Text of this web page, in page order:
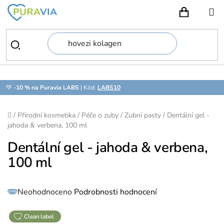
Přejít
obsah
💚 -10 % na Puravia LABS | Kód: LABS10
Domů
/ Přírodní kosmetika / Péče o zuby / Zubní pasty / Dentální gel -
jahoda & verbena, 100 ml
Dentální gel - jahoda & verbena,
100 ml
Průměrné
hodnocení
0,0
z
Neohodnoceno Podrobnosti hodnocení
clean label